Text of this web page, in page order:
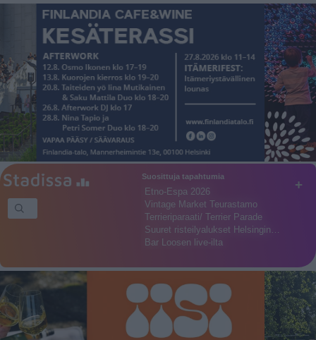
+
Suosittuja tapahtumia
Etno-Espa 2026
Vintage Market Teurastamo
Terrieriparaati/ Terrier Parade
Suuret risteilyalukset Helsingin…
Bar Loosen live-ilta